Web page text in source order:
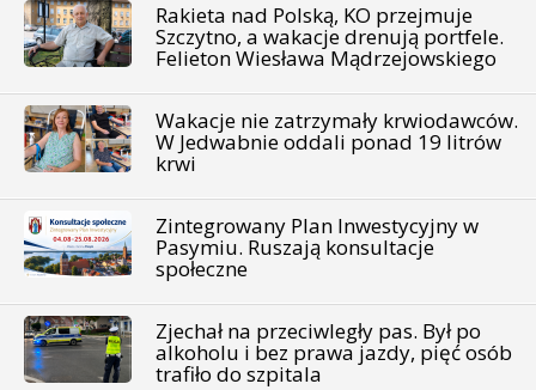
Rakieta nad Polską, KO przejmuje
Szczytno, a wakacje drenują portfele.
Felieton Wiesława Mądrzejowskiego
Wakacje nie zatrzymały krwiodawców.
W Jedwabnie oddali ponad 19 litrów
krwi
Zintegrowany Plan Inwestycyjny w
Pasymiu. Ruszają konsultacje
społeczne
Zjechał na przeciwległy pas. Był po
alkoholu i bez prawa jazdy, pięć osób
trafiło do szpitala